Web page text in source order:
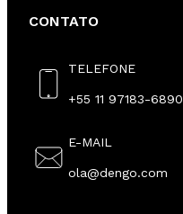
CONTATO
TELEFONE
+55 11 97183-6890
E-MAIL
ola@dengo.com